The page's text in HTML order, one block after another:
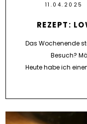
11.04.2025
REZEPT:
Das Wochenende
Besuch?
Heute habe ich